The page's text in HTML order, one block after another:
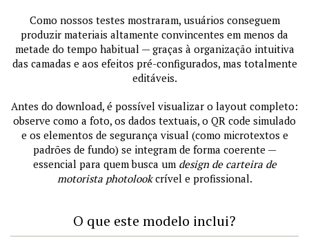
Como nossos testes mostraram, usuários conseguem
produzir materiais altamente convincentes em menos da
metade do tempo habitual — graças à organização intuitiva
das camadas e aos efeitos pré-configurados, mas totalmente
editáveis.
Antes do download, é possível visualizar o layout completo:
observe como a foto, os dados textuais, o QR code simulado
e os elementos de segurança visual (como microtextos e
padrões de fundo) se integram de forma coerente —
essencial para quem busca um design de carteira de
motorista photolookcrível e profissional.
O que este modelo inclui?